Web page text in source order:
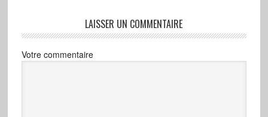
LAISSER UN COMMENTAIRE
Votre commentaire